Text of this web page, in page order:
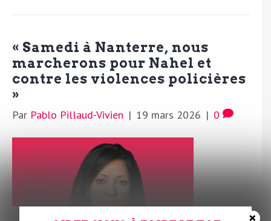
« Samedi à Nanterre, nous
marcherons pour Nahel et
contre les violences policières
»
Par Pablo Pillaud-Vivien | 19 mars 2026 | 0